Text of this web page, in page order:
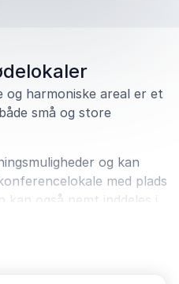
og harmoniske areal er et
små og store
og kan
med plads
også nemt inddeles i
møder eller andet.